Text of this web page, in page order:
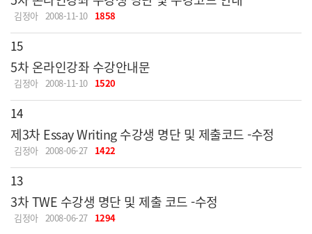
김정아 2008-11-10 1858
15
5차 온라인강좌 수강안내문
김정아 2008-11-10 1520
14
제3차 Essay Writing 수강생 명단 및 제출코드 -수정
김정아 2008-06-27 1422
13
3차 TWE 수강생 명단 및 제출 코드 -수정
김정아 2008-06-27 1294